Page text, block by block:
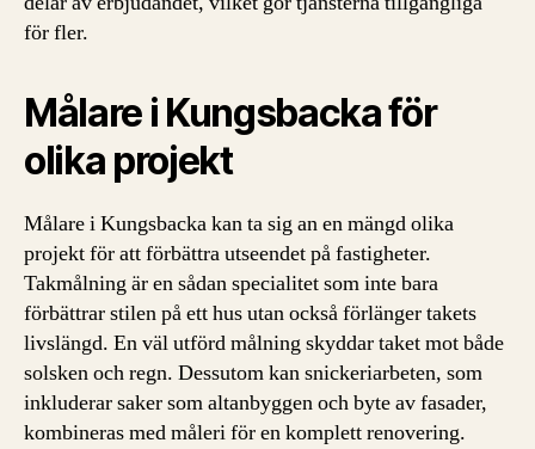
för fler.
Målare i Kungsbacka för
olika projekt
Målare i Kungsbacka kan ta sig an en mängd olika
projekt för att förbättra utseendet på fastigheter.
Takmålning är en sådan specialitet som inte bara
förbättrar stilen på ett hus utan också förlänger takets
livslängd. En väl utförd målning skyddar taket mot både
solsken och regn. Dessutom kan snickeriarbeten, som
inkluderar saker som altanbyggen och byte av fasader,
kombineras med måleri för en komplett renovering.